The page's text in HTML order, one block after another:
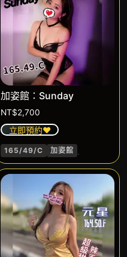
加姿館：Sunday
NT$2,700
立即預約❤️
165/49/C 加姿館 .